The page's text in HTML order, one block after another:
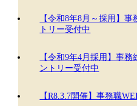
【令和8年8月～採用】
トリー受付中
【令和9年4月採用】事
ントリー受付中
【R8.3.7開催】事務職